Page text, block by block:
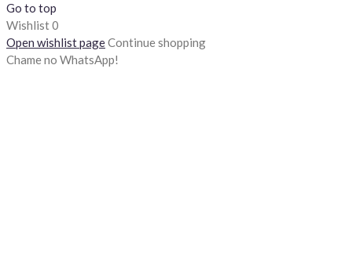
Go to top
Wishlist0
Open wishlist pageContinue shopping
Chame no WhatsApp!